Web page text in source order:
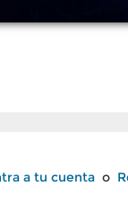
a tu cuenta o